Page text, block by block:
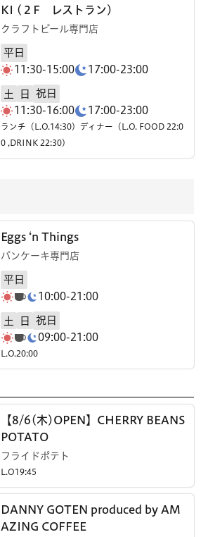
KI (２F レストラン)
クラフトビール専門店
平日
11:30-15:00
17:00-23:00
土 日
祝日
11:30-16:00
17:00-23:00
ランチ（L.O.14:30）ディナー（L.O. FOOD 22:0
0 ,DRINK 22:30）
Eggs ‘n Things
パンケーキ専門店
平日
10:00-21:00
土 日
祝日
09:00-21:00
L.O.20:00
【8/6(木)OPEN】CHERRY BEANS
POTATO
フライドポテト
L.O19:45
DANNY GOTEN produced by AM
AZING COFFEE